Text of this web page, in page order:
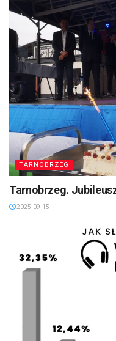
TARNOBRZEG
Tarnobrzeg.
2025-09-15